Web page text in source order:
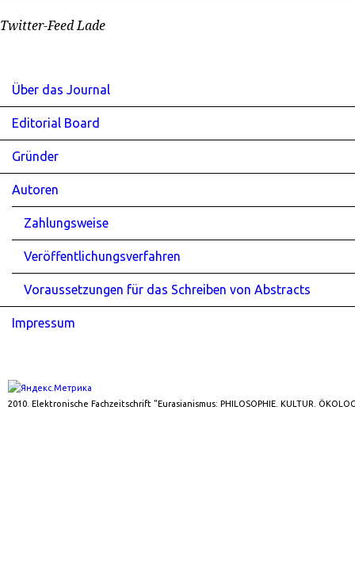
Twitter-Feed Lade
Über das Journal
Editorial Board
Gründer
Autoren
Zahlungsweise
Veröffentlichungsverfahren
Voraussetzungen für das Schreiben von Abstracts
Impressum
2010. Elektronische Fachzeitschrift "Eurasianismus: PHILOSOPHIE. KULTUR.